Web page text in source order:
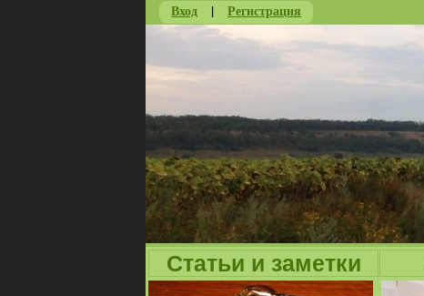
Вход | Регистрация
Статьи и заметки